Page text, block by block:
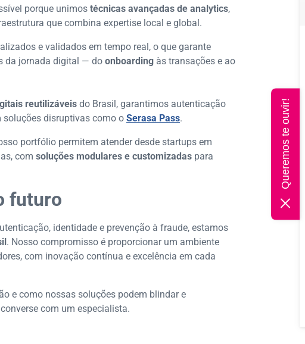
porque unimos técnicas avançadas de analytics,
que combina expertise local e global.
e validados em tempo real, o que garante
da jornada digital — do onboarding às transações e ao
reutilizáveis do Brasil, garantimos autenticação
disruptivas como o Serasa Pass.
portfólio permitem atender desde startups em
com soluções modulares e customizadas para
futuro
identidade e prevenção à fraude, estamos
. Nosso compromisso é proporcionar um ambiente
com inovação contínua e excelência em cada
e como nossas soluções podem blindar e
com um especialista.
Queremos te ouvir!